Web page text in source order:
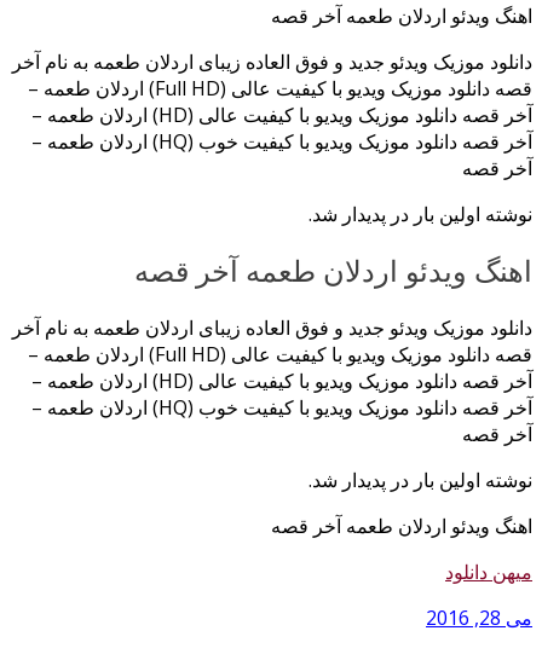
اهنگ ویدئو اردلان طعمه آخر قصه
دانلود موزیک ویدئو جدید و فوق العاده زیبای اردلان طعمه به نام آخر
قصه دانلود موزیک ویدیو با کیفیت عالی (Full HD) اردلان طعمه –
آخر قصه دانلود موزیک ویدیو با کیفیت عالی (HD) اردلان طعمه –
آخر قصه دانلود موزیک ویدیو با کیفیت خوب (HQ) اردلان طعمه –
آخر قصه
نوشته اولین بار در پدیدار شد.
اهنگ ویدئو اردلان طعمه آخر قصه
دانلود موزیک ویدئو جدید و فوق العاده زیبای اردلان طعمه به نام آخر
قصه دانلود موزیک ویدیو با کیفیت عالی (Full HD) اردلان طعمه –
آخر قصه دانلود موزیک ویدیو با کیفیت عالی (HD) اردلان طعمه –
آخر قصه دانلود موزیک ویدیو با کیفیت خوب (HQ) اردلان طعمه –
آخر قصه
نوشته اولین بار در پدیدار شد.
اهنگ ویدئو اردلان طعمه آخر قصه
میهن دانلود
می 28, 2016